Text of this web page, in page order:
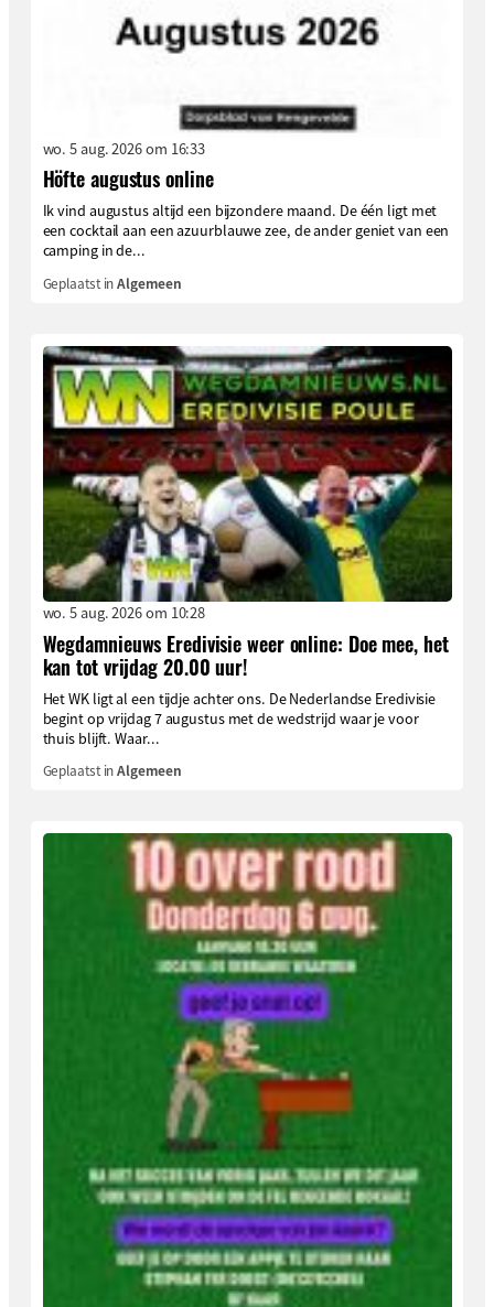
wo. 5 aug. 2026 om 16:33
Höfte augustus online
Ik vind augustus altijd een bijzondere maand. De één ligt met
een cocktail aan een azuurblauwe zee, de ander geniet van een
camping in de...
Geplaatst inAlgemeen
wo. 5 aug. 2026 om 10:28
Wegdamnieuws Eredivisie weer online: Doe mee, het
kan tot vrijdag 20.00 uur!
Het WK ligt al een tijdje achter ons. De Nederlandse Eredivisie
begint op vrijdag 7 augustus met de wedstrijd waar je voor
thuis blijft. Waar...
Geplaatst inAlgemeen